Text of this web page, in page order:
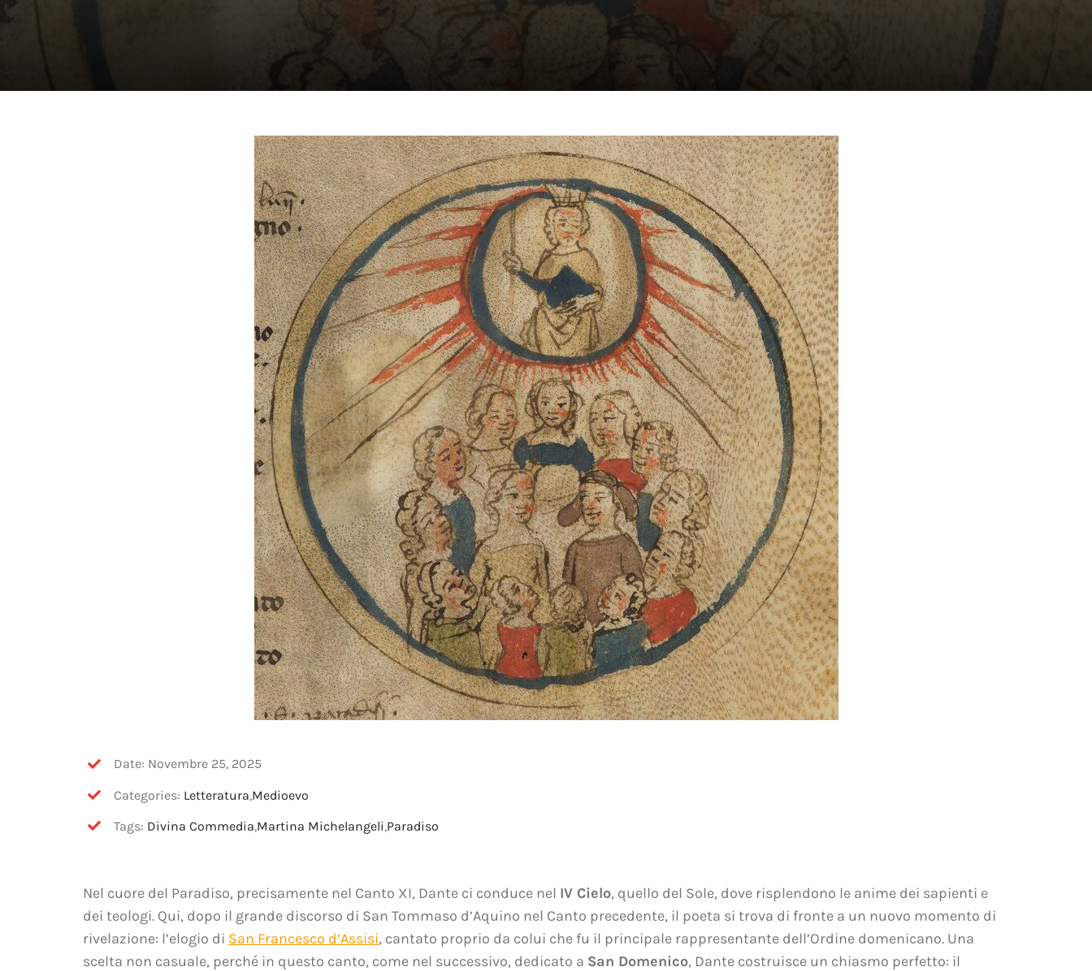
Date: Novembre 25, 2025
Categories: Letteratura,Medioevo
Tags: Divina Commedia,Martina Michelangeli,Paradiso
Nel cuore del Paradiso, precisamente nel Canto XI, Dante ci conduce nel IV Cielo, quello del Sole, dove risplendono le anime dei sapienti e
dei teologi. Qui, dopo il grande discorso di San Tommaso d’Aquino nel Canto precedente, il poeta si trova di fronte a un nuovo momento di
rivelazione: l’elogio di San Francesco d’Assisi, cantato proprio da colui che fu il principale rappresentante dell’Ordine domenicano. Una
scelta non casuale, perché in questo canto, come nel successivo, dedicato a San Domenico, Dante costruisce un chiasmo perfetto: il